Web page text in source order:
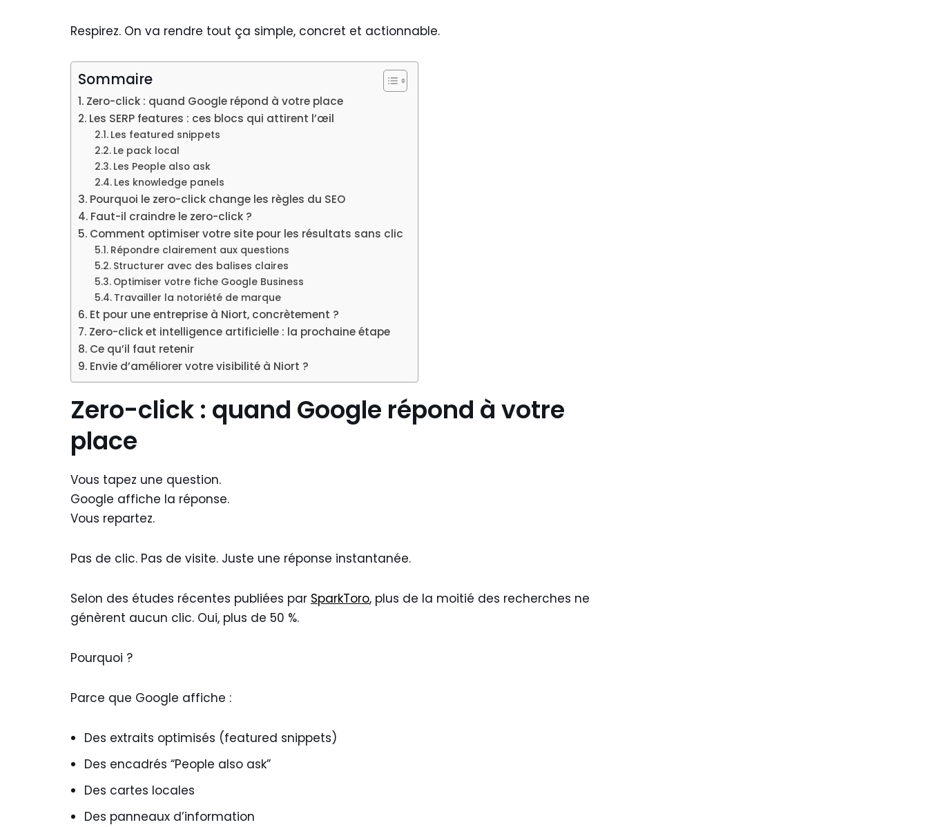
Respirez. On va rendre tout ça simple, concret et actionnable.
Sommaire
Zero-click : quand Google répond à votre place
Les SERP features : ces blocs qui attirent l’œil
Les featured snippets
Le pack local
Les People also ask
Les knowledge panels
Pourquoi le zero-click change les règles du SEO
Faut-il craindre le zero-click ?
Comment optimiser votre site pour les résultats sans clic
Répondre clairement aux questions
Structurer avec des balises claires
Optimiser votre fiche Google Business
Travailler la notoriété de marque
Et pour une entreprise à Niort, concrètement ?
Zero-click et intelligence artificielle : la prochaine étape
Ce qu’il faut retenir
Envie d’améliorer votre visibilité à Niort ?
Zero-click : quand Google répond à votre
place
Vous tapez une question.
Google affiche la réponse.
Vous repartez.
Pas de clic. Pas de visite. Juste une réponse instantanée.
Selon des études récentes publiées par SparkToro, plus de la moitié des recherches ne
génèrent aucun clic. Oui, plus de 50 %.
Pourquoi ?
Parce que Google affiche :
Des extraits optimisés (featured snippets)
Des encadrés “People also ask”
Des cartes locales
Des panneaux d’information